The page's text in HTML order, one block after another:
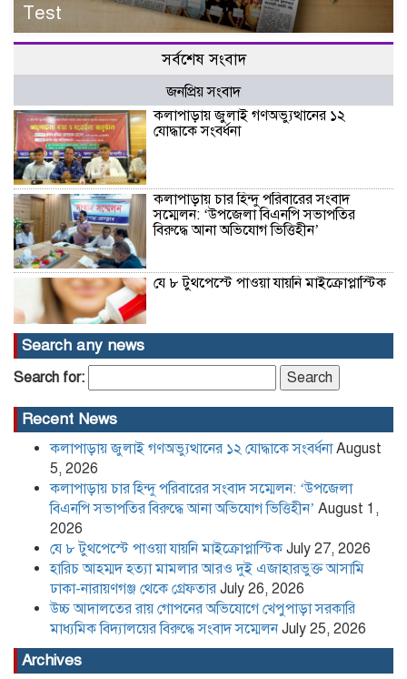
Test
সর্বশেষ সংবাদ
জনপ্রিয় সংবাদ
কলাপাড়ায় জুলাই গণঅভ্যুত্থানের ১২
যোদ্ধাকে সংবর্ধনা
কলাপাড়ায় চার হিন্দু পরিবারের সংবাদ
সম্মেলন: ‘উপজেলা বিএনপি সভাপতির
বিরুদ্ধে আনা অভিযোগ ভিত্তিহীন’
যে ৮ টুথপেস্টে পাওয়া যায়নি মাইক্রোপ্লাস্টিক
হারিচ আহম্মদ হত্যা মামলার আরও দুই
এজাহারভুক্ত আসামি ঢাকা-নারায়ণগঞ্জ থেকে
উচ্চ আদালতের রায় গোপনের অভিযোগে
বিরুদ্ধে সংবাদ সম্মেলন
২০২৬-২০২৭ কমিটি গঠন
পদত্যাগ করলেন রাষ্ট্রপতি
Search any news
Search for:
Recent News
কলাপাড়ায় জুলাই গণঅভ্যুত্থানের ১২ যোদ্ধাকে সংবর্ধনা August
5, 2026
কলাপাড়ায় চার হিন্দু পরিবারের সংবাদ সম্মেলন: ‘উপজেলা
বিএনপি সভাপতির বিরুদ্ধে আনা অভিযোগ ভিত্তিহীন’ August 1,
2026
যে ৮ টুথপেস্টে পাওয়া যায়নি মাইক্রোপ্লাস্টিক July 27, 2026
হারিচ আহম্মদ হত্যা মামলার আরও দুই এজাহারভুক্ত আসামি
ঢাকা-নারায়ণগঞ্জ থেকে গ্রেফতার July 26, 2026
উচ্চ আদালতের রায় গোপনের অভিযোগে খেপুপাড়া সরকারি
মাধ্যমিক বিদ্যালয়ের বিরুদ্ধে সংবাদ সম্মেলন July 25, 2026
Archives